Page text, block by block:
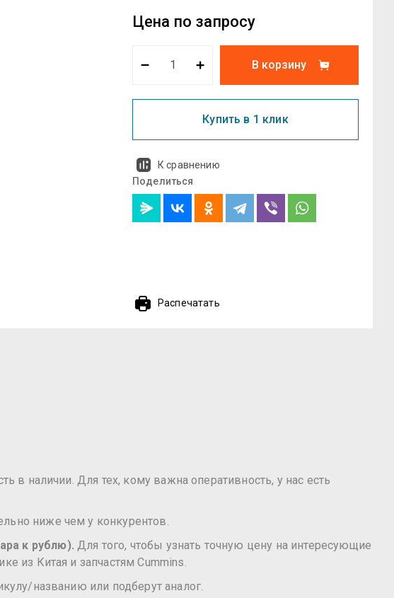
Цена по запросу
В корзину
Купить в 1 клик
К сравнению
Поделиться
Распечатать
в наличии. Для тех, кому важна оперативность, у нас есть
ниже чем у конкурентов.
к рублю). Для того, чтобы узнать точную цену на интересующие
из Китая и запчастям Cummins.
названию или подберут аналог.